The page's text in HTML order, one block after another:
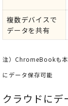
複数デバイスで
データを共有
注）ChromeBookも
にデータ保存可能
クラウドにデ